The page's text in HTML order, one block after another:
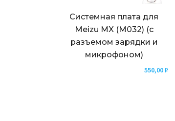
Системная плата для
Meizu MX (M032) (с
разъемом зарядки и
микрофоном)
550,00₽